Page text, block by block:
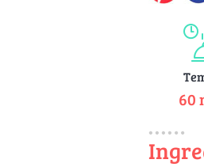
60